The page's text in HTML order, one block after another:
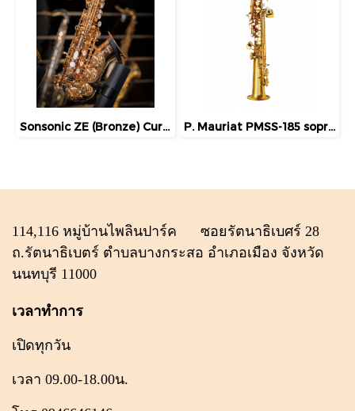
Sonsonic ZE (Bronze) Curved Soprano Saxophone P. Mauriat PMSS-185 soprano saxophone
114,116 หมู่บ้านไพลินปาร์ค ซอยรัตนาธิเบศร์ 28
ถ.รัตนาธิเบตร์ ตำบลบางกระสอ อำเภอเมือง จังหวัด
นนทบุรี 11000
เวลาทำการ
เปิดทุกวัน
เวลา 09.00-18.00น.